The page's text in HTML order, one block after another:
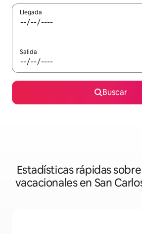
Llegada
Salida
Buscar
Estadísticas rápidas
vacacionales en San